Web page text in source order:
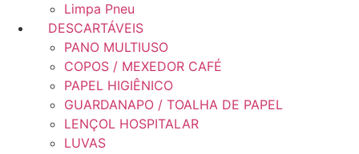
Limpa Pneu
DESCARTÁVEIS
PANO MULTIUSO
COPOS / MEXEDOR CAFÉ
PAPEL HIGIÊNICO
GUARDANAPO / TOALHA DE PAPEL
LENÇOL HOSPITALAR
LUVAS